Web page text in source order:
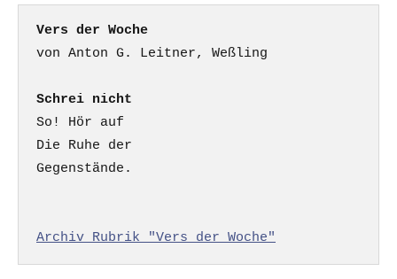
Vers der Woche
Schrei nicht
So! Hör auf
Die Ruhe der
Gegenstände.
Archiv Rubrik "Vers der Woche"